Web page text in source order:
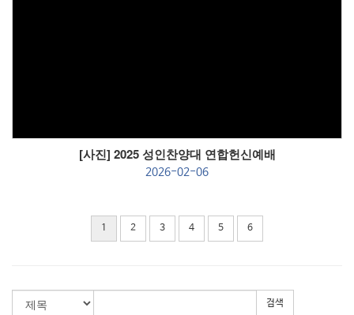
[사진] 2025 성인찬양대 연합헌신예배
2026-02-06
1 2 3 4 5 6
검색